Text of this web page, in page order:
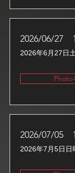
2026/06/27
2026年6月27日
Photo
2026/07/05
2026年7月5日日